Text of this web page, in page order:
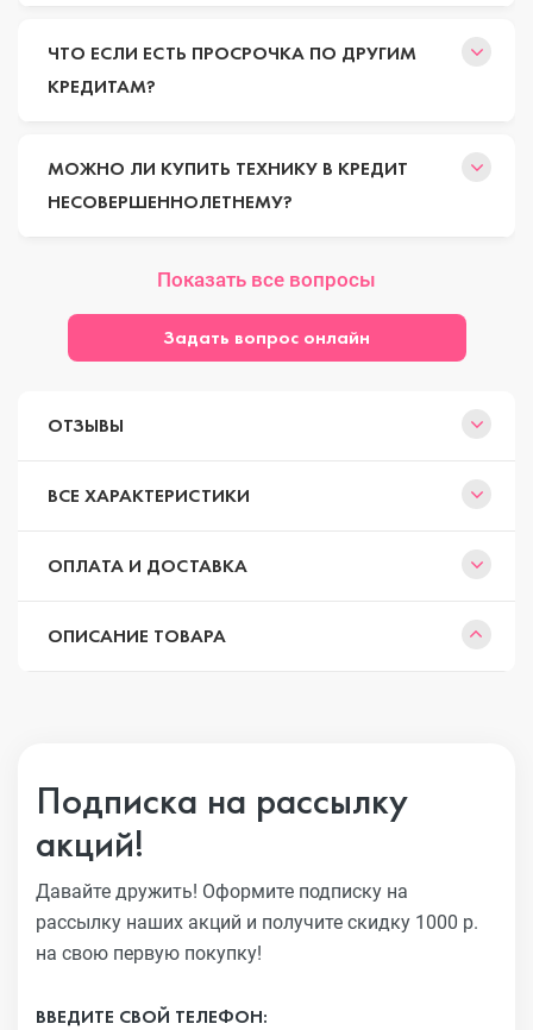
ЧТО ЕСЛИ ЕСТЬ ПРОСРОЧКА ПО ДРУГИМ
КРЕДИТАМ?
МОЖНО ЛИ КУПИТЬ ТЕХНИКУ В КРЕДИТ
НЕСОВЕРШЕННОЛЕТНЕМУ?
Показать все вопросы
Задать вопрос онлайн
ОТЗЫВЫ
ВСЕ ХАРАКТЕРИСТИКИ
ОПЛАТА И ДОСТАВКА
ОПИСАНИЕ ТОВАРА
Подписка на рассылку
акций!
Давайте дружить! Оформите подписку на
рассылку наших акций и получите скидку 1000 р.
на свою первую покупку!
ВВЕДИТЕ СВОЙ ТЕЛЕФОН: